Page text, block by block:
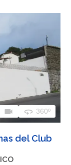
videocam 360 360º
del Club